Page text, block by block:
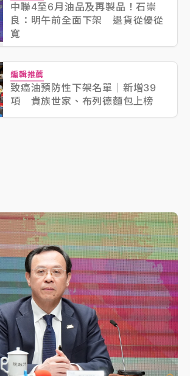
中聯4至6月油品及再製品！石崇
良：明午前全面下架 退貨從優從
寬
編輯推薦
致癌油預防性下架名單｜新增39
項 貴族世家、布列德麵包上榜